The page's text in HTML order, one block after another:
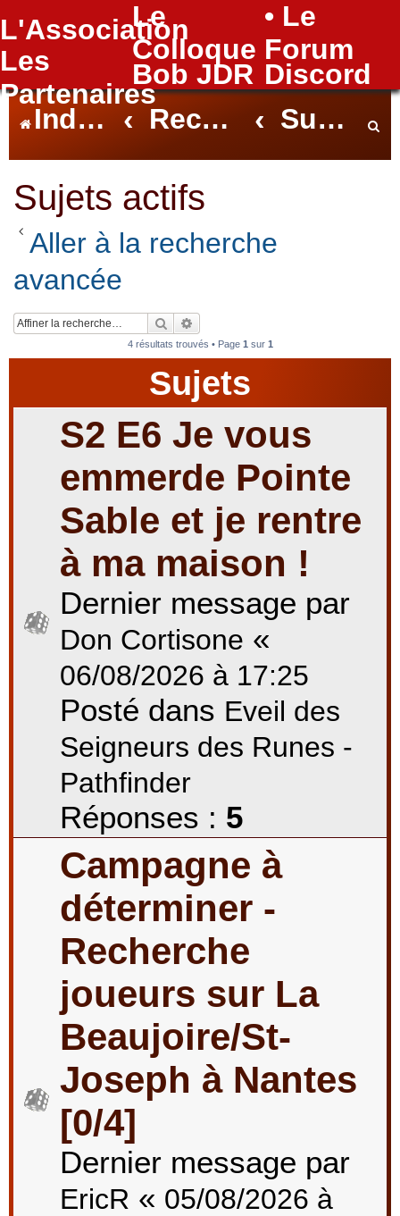
L'Association
Le
Colloque
• Le
Forum
Les
Partenaires
Bob JDR Discord
FAQ
Index du forum Rechercher Sujets actifs
Sujets actifs
Aller à la recherche
avancée
Rechercher
4 résultats trouvés • Page 1 sur 1
Sujets
S2 E6 Je vous
emmerde Pointe
Sable et je rentre
à ma maison !
Dernier message par
Don Cortisone «
06/08/2026 à 17:25
Posté dans Eveil des
Seigneurs des Runes -
Pathfinder
Réponses : 5
Campagne à
déterminer -
Recherche
joueurs sur La
Beaujoire/St-
Joseph à Nantes
[0/4]
Dernier message par
EricR « 05/08/2026 à